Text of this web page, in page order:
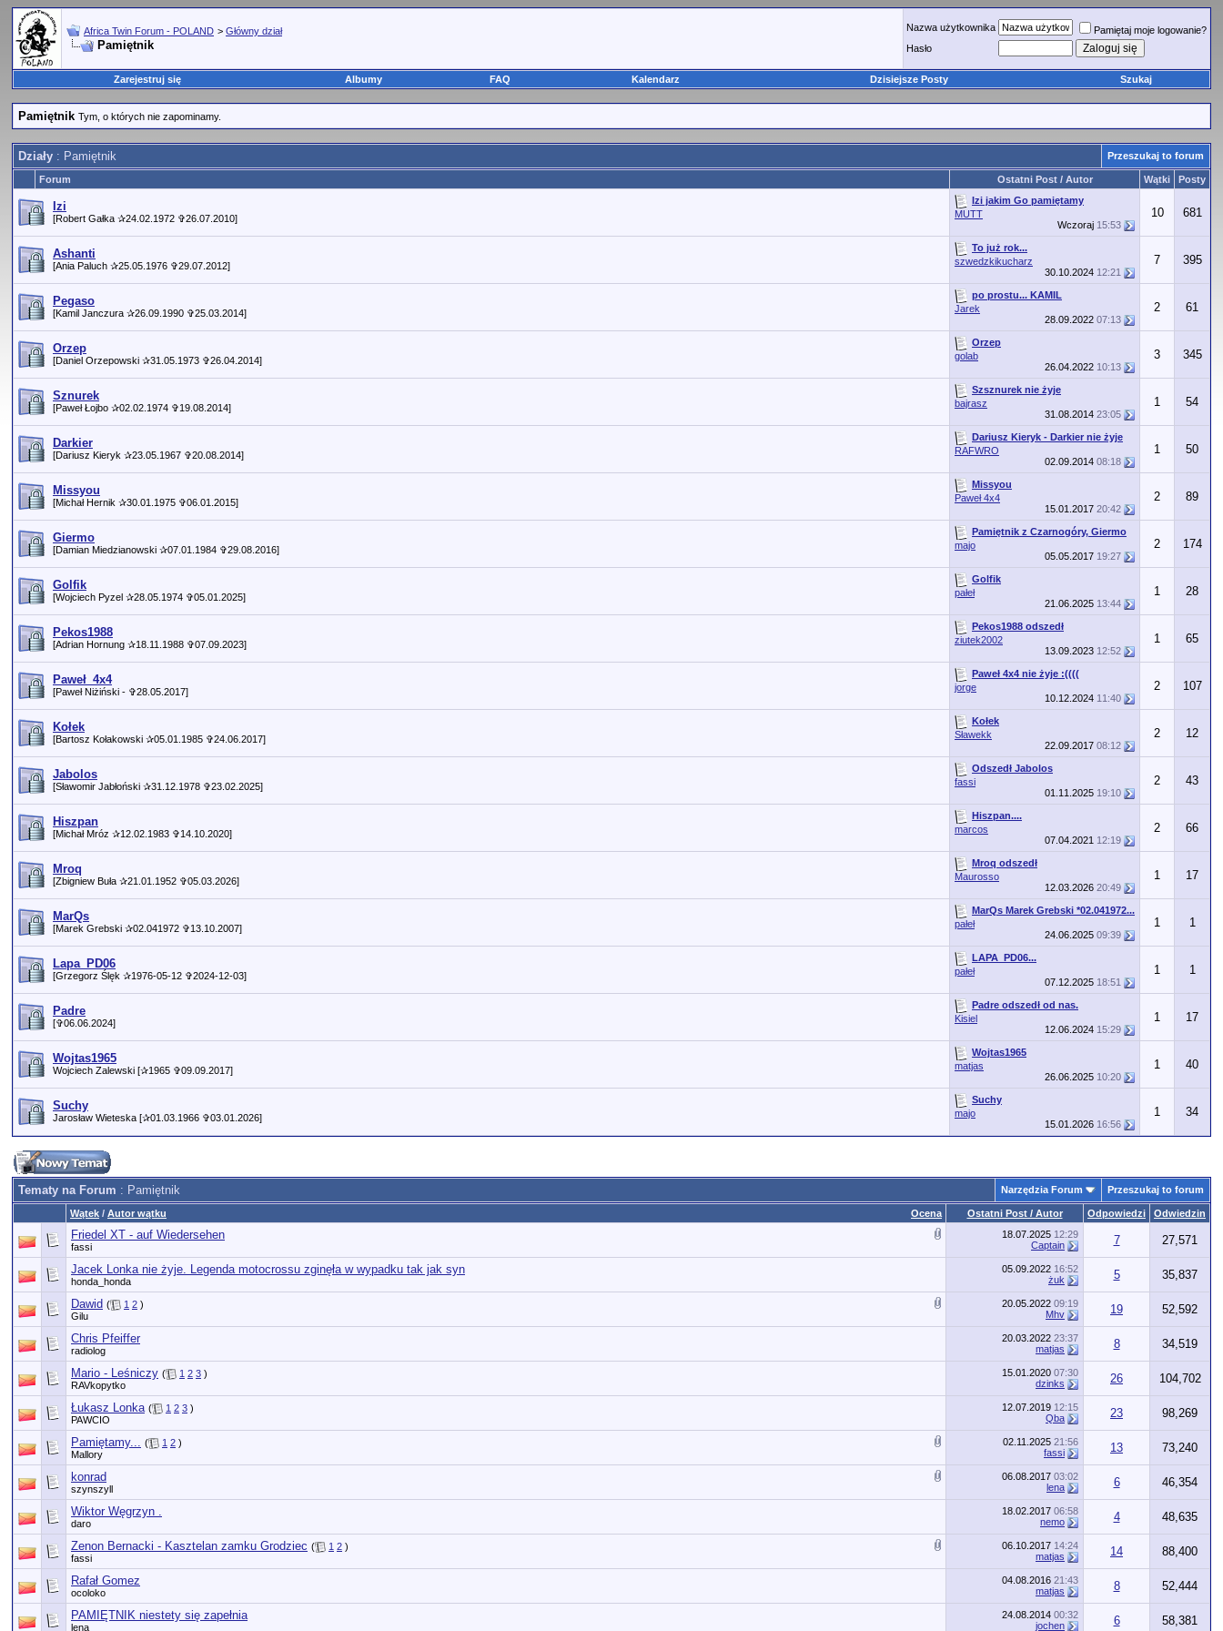
Africa Twin Forum - POLAND > Główny dział
Pamiętnik
Nazwa użytkownika
Pamiętaj moje logowanie?
Hasło
Zarejestruj się Albumy FAQ Kalendarz Dzisiejsze Posty Szukaj
Pamiętnik Tym, o których nie zapominamy.
Działy : Pamiętnik Przeszukaj to forum
Forum Ostatni Post / Autor Wątki Posty
Izi
[Robert Gałka ✰24.02.1972 ✞26.07.2010]
Izi jakim Go pamiętamy
MUTT
Wczoraj 15:53
10 681
Ashanti
[Ania Paluch ✰25.05.1976 ✞29.07.2012]
To już rok...
szwedzkikucharz
30.10.2024 12:21
7 395
Pegaso
[Kamil Janczura ✰26.09.1990 ✞25.03.2014]
po prostu... KAMIL
Jarek
28.09.2022 07:13
2 61
Orzep
[Daniel Orzepowski ✰31.05.1973 ✞26.04.2014]
Orzep
golab
26.04.2022 10:13
3 345
Sznurek
[Paweł Łojbo ✰02.02.1974 ✞19.08.2014]
Szsznurek nie żyje
bajrasz
31.08.2014 23:05
1 54
Darkier
[Dariusz Kieryk ✰23.05.1967 ✞20.08.2014]
Dariusz Kieryk - Darkier nie żyje
RAFWRO
02.09.2014 08:18
1 50
Missyou
[Michał Hernik ✰30.01.1975 ✞06.01.2015]
Missyou
Paweł 4x4
15.01.2017 20:42
2 89
Giermo
[Damian Miedzianowski ✰07.01.1984 ✞29.08.2016]
Pamiętnik z Czarnogóry, Giermo
majo
05.05.2017 19:27
2 174
Golfik
[Wojciech Pyzel ✰28.05.1974 ✞05.01.2025]
Golfik
pałeł
21.06.2025 13:44
1 28
Pekos1988
[Adrian Hornung ✰18.11.1988 ✞07.09.2023]
Pekos1988 odszedł
ziutek2002
13.09.2023 12:52
1 65
Paweł_4x4
[Paweł Niżiński - ✞28.05.2017]
Paweł 4x4 nie żyje :((((
jorge
10.12.2024 11:40
2 107
Kołek
[Bartosz Kołakowski ✰05.01.1985 ✞24.06.2017]
Kołek
Sławekk
22.09.2017 08:12
2 12
Jabolos
[Sławomir Jabłoński ✰31.12.1978 ✞23.02.2025]
Odszedł Jabolos
fassi
01.11.2025 19:10
2 43
Hiszpan
[Michał Mróz ✰12.02.1983 ✞14.10.2020]
Hiszpan....
marcos
07.04.2021 12:19
2 66
Mroq
[Zbigniew Buła ✰21.01.1952 ✞05.03.2026]
Mroq odszedł
Maurosso
12.03.2026 20:49
1 17
MarQs
[Marek Grebski ✰02.041972 ✞13.10.2007]
MarQs Marek Grebski *02.041972...
pałeł
24.06.2025 09:39
1 1
Lapa_PD06
[Grzegorz Ślęk ✰1976-05-12 ✞2024-12-03]
LAPA_PD06...
pałeł
07.12.2025 18:51
1 1
Padre
[✞06.06.2024]
Padre odszedł od nas.
Kisiel
12.06.2024 15:29
1 17
Wojtas1965
Wojciech Zalewski [✰1965 ✞09.09.2017]
Wojtas1965
matjas
26.06.2025 10:20
1 40
Suchy
Jarosław Wieteska [✰01.03.1966 ✞03.01.2026]
Suchy
majo
15.01.2026 16:56
1 34
Tematy na Forum : Pamiętnik Narzędzia Forum Przeszukaj to forum
Ocena
Wątek / Autor wątku Ostatni Post / Autor Odpowiedzi Odwiedzin
Friedel XT - auf Wiedersehen
fassi
18.07.2025 12:29
Captain
7 27,571
Jacek Lonka nie żyje. Legenda motocrossu zginęła w wypadku tak jak syn
honda_honda
05.09.2022 16:52
żuk
5 35,837
Dawid ( 1 2 )
Gilu
20.05.2022 09:19
Mhv
19 52,592
Chris Pfeiffer
radiolog
20.03.2022 23:37
matjas
8 34,519
Mario - Leśniczy ( 1 2 3 )
RAVkopytko
15.01.2020 07:30
dzinks
26 104,702
Łukasz Lonka ( 1 2 3 )
PAWCIO
12.07.2019 12:15
Qba
23 98,269
Pamiętamy... ( 1 2 )
Mallory
02.11.2025 21:56
fassi
13 73,240
konrad
szynszyll
06.08.2017 03:02
lena
6 46,354
Wiktor Węgrzyn .
daro
18.02.2017 06:58
nemo
4 48,635
Zenon Bernacki - Kasztelan zamku Grodziec ( 1 2 )
fassi
06.10.2017 14:24
matjas
14 88,400
Rafał Gomez
ocoloko
04.08.2016 21:43
matjas
8 52,444
PAMIĘTNIK niestety się zapełnia
lena
24.08.2014 00:32
jochen
6 58,381